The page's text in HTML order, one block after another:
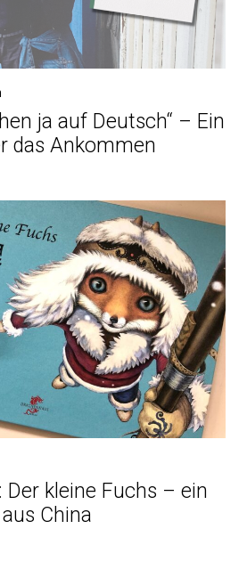
ja auf Deutsch“ – Ein
das Ankommen
Der kleine Fuchs – ein
China